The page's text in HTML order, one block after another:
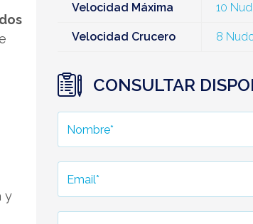
y
Velocidad Máxima 10
Velocidad Crucero 8
CONSULTAR